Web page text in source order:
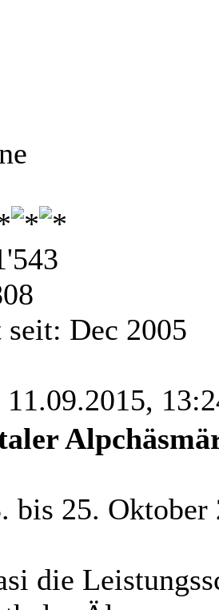
Dec 2005
11.09.2015,
bis 25. Oktober
die